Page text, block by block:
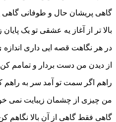
گاهی پریشان حال و طوفانی گاهی
بالا تر از آغاز یه عشقی تو یک پایان
در هر نگاهت قصه ایی داری
از دیدن من دست بردار و تمامم کن
راهم اگر سمت تو آمد سر به راهم
من چیزی از چشمان زیبایت نمی
گاهی فقط گاهی از آن بالا نگاهم